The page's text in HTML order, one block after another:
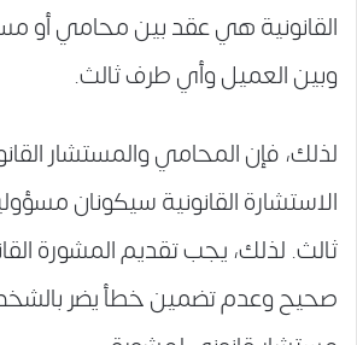
القانونية هي عقد بين محامي أو
وبين العميل وأي طرف ثالث.
لذلك، فإن المحامي والمستشار
الاستشارة القانونية سيكونان
ثالث. لذلك، يجب تقديم المشورة
صحيح وعدم تضمين خطأ يضر